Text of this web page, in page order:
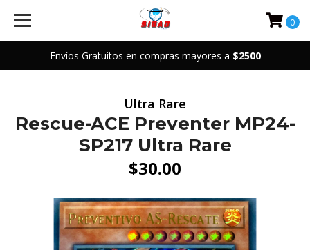
Envíos Gratuitos en compras mayores a $2500
0
Ultra Rare
Rescue-ACE Preventer MP24-
SP217 Ultra Rare
$30.00